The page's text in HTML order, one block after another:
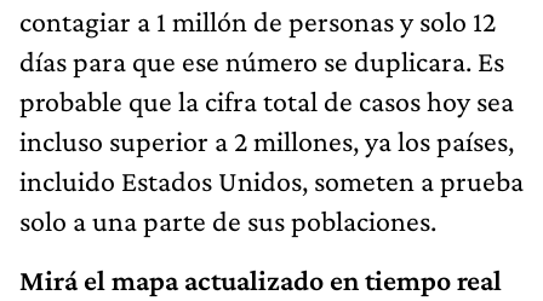
contagiar a 1 millón de personas y solo 12
días para que ese número se duplicara. Es
probable que la cifra total de casos hoy sea
incluso superior a 2 millones, ya los países,
incluido Estados Unidos, someten a prueba
solo a una parte de sus poblaciones.
Mirá el mapa actualizado en tiempo real